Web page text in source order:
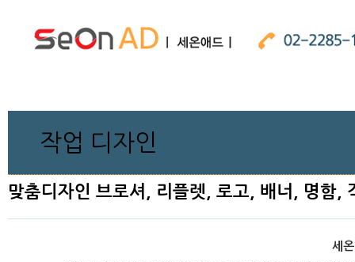
작업 디자인
맞춤디자인 브로셔, 리플렛, 로고, 배너, 명함,
세